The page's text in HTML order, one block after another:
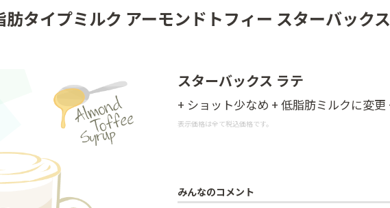
肪タイプミルク アーモンドトフィー スターバック
スターバックス ラテ
+ ショット少なめ + 低脂肪ミルクに変
表示価格は全て税込価格です。
みんなのコメント